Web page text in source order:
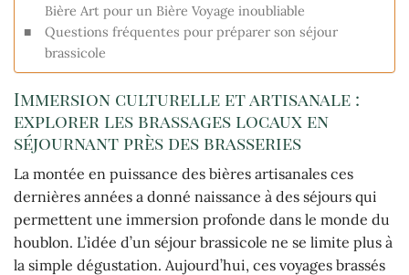
Bière Art pour un Bière Voyage inoubliable
Questions fréquentes pour préparer son séjour
brassicole
Immersion culturelle et artisanale :
explorer les brassages locaux en
séjournant près des brasseries
La montée en puissance des bières artisanales ces
dernières années a donné naissance à des séjours qui
permettent une immersion profonde dans le monde du
houblon. L’idée d’un séjour brassicole ne se limite plus à
la simple dégustation. Aujourd’hui, ces voyages brassés